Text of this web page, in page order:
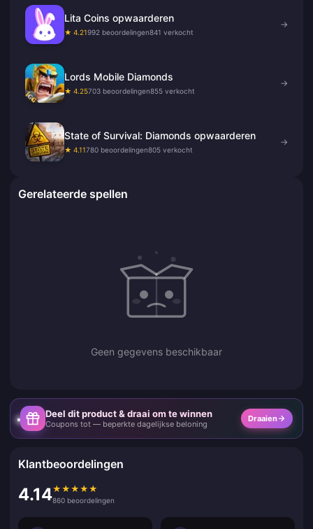
Lita Coins opwaarderen
★ 4.21992 beoordelingen841 verkocht
→
Lords Mobile Diamonds
★ 4.25703 beoordelingen855 verkocht
→
State of Survival: Diamonds opwaarderen
★ 4.11780 beoordelingen805 verkocht
→
Gerelateerde spellen
Geen gegevens beschikbaar
Deel dit product & draai om te winnen
Coupons tot — beperkte dagelijkse beloning
Draaien
Klantbeoordelingen
4.14★ ★ ★ ★ ★
860 beoordelingen